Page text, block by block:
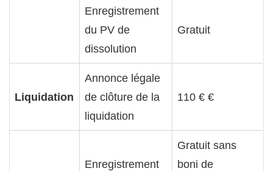
Enregistrement
du PV de
dissolution
Gratuit
Liquidation
Annonce légale
de clôture de la
liquidation
110 € €
Enregistrement
Gratuit sans
boni de